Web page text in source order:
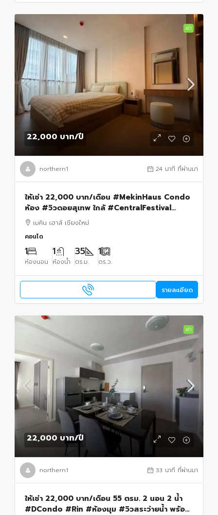
เช่า
22,000 บาท/ปี
northern1 24 นาที ที่ผ่านมา
ให้เช่า 22,000 บาท/เดือน #MekinHaus Condo
ห้อง #วิวดอยสุเทพ ใกล้ #CentralFestival
#เฟอร์นิเจอร์และเครื่องใช้ไฟฟ้าครบ พร้อมเข้าอยู่
เมคิน เฮาส์ เชียงใหม่
คอนโด
1
ห้องนอน
1
ห้องน้ำ
35
ตร.ม.
1
ตร.ว.
รายละเอียด
เช่า
22,000 บาท/ปี
northern1 33 นาที ที่ผ่านมา
ให้เช่า 22,000 บาท/เดือน 55 ตรม. 2 นอน 2 น้ำ
#DCondo #Rin #ห้องมุม #วิวสระว่ายน้ำ พร้อม